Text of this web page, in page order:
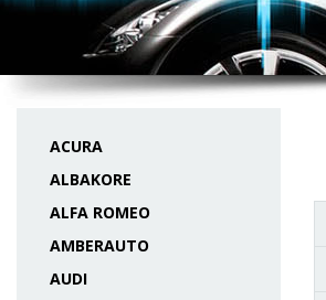
ACURA
ALBAKORE
ALFA ROMEO
AMBERAUTO
AUDI